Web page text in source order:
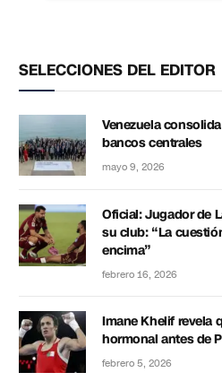
SELECCIONES DEL EDITOR
Venezuela
bancos centrales
mayo 9, 2026
Oficial: Jugador de
su club: “La
encima”
febrero 16, 2026
Imane Khelif revela
hormonal antes de
febrero 5, 2026